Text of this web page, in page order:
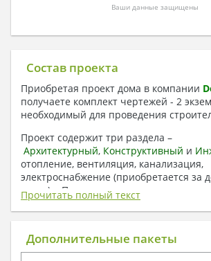
Ваши данные защищены
Состав проекта
Приобретая проект дома в компании
получаете комплект чертежей - 2
необходимый для проведения
Проект содержит три раздела –
Архитектурный, Конструктивный и
отопление, вентиляция, канализация,
электроснабжение (приобретается за
плату) + Пояснительная записка.
1. Архитектурный раздел:
Общие данные по проекту
Прочитать полный текст
Дополнительные пакеты